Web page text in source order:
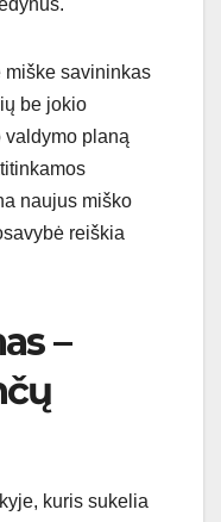
miške savininkas
be jokio
valdymo planą
naujus miško
reiškia
–
kuris sukelia